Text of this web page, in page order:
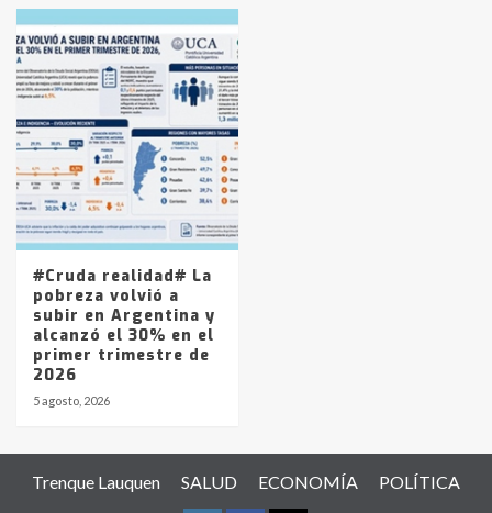
#Cruda realidad# La
pobreza volvió a
subir en Argentina y
alcanzó el 30% en el
primer trimestre de
2026
5 agosto, 2026
Trenque Lauquen SALUD ECONOMÍA POLÍTICA